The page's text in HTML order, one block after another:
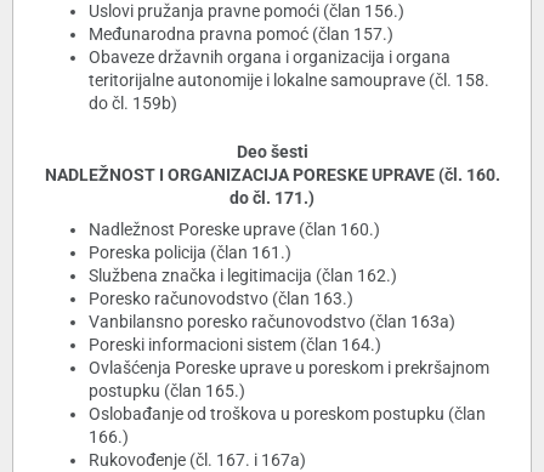
Uslovi pružanja pravne pomoći (član 156.)
Međunarodna pravna pomoć (član 157.)
Obaveze državnih organa i organizacija i organa
teritorijalne autonomije i lokalne samouprave (čl. 158.
do čl. 159b)
Deo šesti
NADLEŽNOST I ORGANIZACIJA PORESKE UPRAVE (čl. 160.
do čl. 171.)
Nadležnost Poreske uprave (član 160.)
Poreska policija (član 161.)
Službena značka i legitimacija (član 162.)
Poresko računovodstvo (član 163.)
Vanbilansno poresko računovodstvo (član 163a)
Poreski informacioni sistem (član 164.)
Ovlašćenja Poreske uprave u poreskom i prekršajnom
postupku (član 165.)
Oslobađanje od troškova u poreskom postupku (član
166.)
Rukovođenje (čl. 167. i 167a)